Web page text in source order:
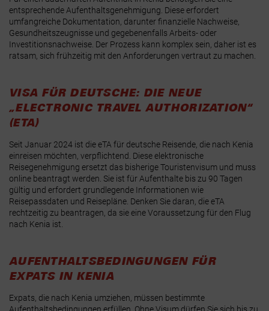
entsprechende Aufenthaltsgenehmigung. Diese erfordert
umfangreiche Dokumentation, darunter finanzielle Nachweise,
Gesundheitszeugnisse und gegebenenfalls Arbeits- oder
Investitionsnachweise. Der Prozess kann komplex sein, daher ist es
ratsam, sich frühzeitig mit den Anforderungen vertraut zu machen.
VISA FÜR DEUTSCHE: DIE NEUE
„ELECTRONIC TRAVEL AUTHORIZATION“
(ETA)
Seit Januar 2024 ist die eTA für deutsche Reisende, die nach Kenia
einreisen möchten, verpflichtend. Diese elektronische
Reisegenehmigung ersetzt das bisherige Touristenvisum und muss
online beantragt werden. Sie ist für Aufenthalte bis zu 90 Tagen
gültig und erfordert grundlegende Informationen wie
Reisepassdaten und Reisepläne. Denken Sie daran, die eTA
rechtzeitig zu beantragen, da sie eine Voraussetzung für den Flug
nach Kenia ist.
AUFENTHALTSBEDINGUNGEN FÜR
EXPATS IN KENIA
Expats, die nach Kenia umziehen, müssen bestimmte
Aufenthaltsbedingungen erfüllen. Ohne Visum dürfen Sie sich bis zu